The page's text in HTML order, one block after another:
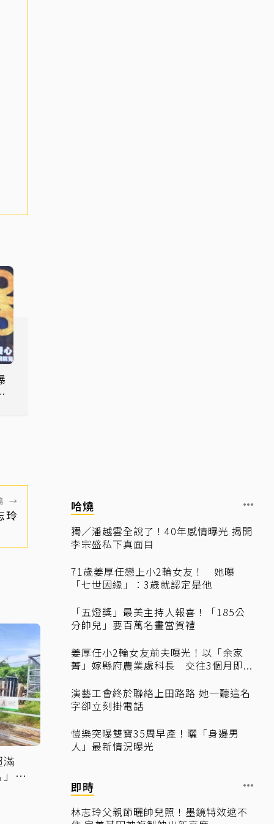
→
玲
感
哈燒
獨／潘越雲全說了！40年感情曝光 揭開
李宗盛私下真面目
71歲姜厚任戀上小2輪女友！ 她曝
「七世因緣」：3歲就認定是他
「五燈獎」最美主持人報喜！「185公
分帥兒」要百萬名畫當賀禮
姜厚任小2輪女友前夫曝光！以「余家
菁」嫁縣府農業處科長 交往3個月即...
演藝工會終於聯絡上田路路 她一聽這名
字卻立刻掛電話
愷樂突曝雙寶35周早產！曬「身邊男
人」最新情況曝光
即時
林志玲父親節曬帥兒照！墨鏡特效遮不